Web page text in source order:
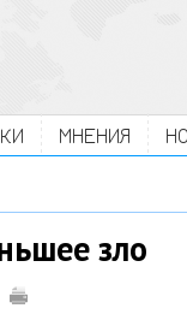
МНЕНИЯ
зло